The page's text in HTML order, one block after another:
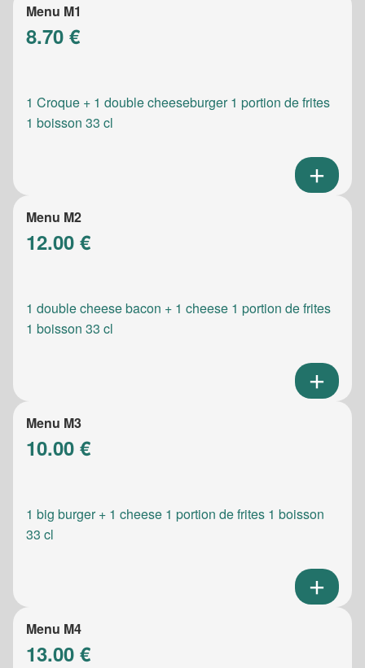
Menu M1
8.70 €
1 Croque + 1 double cheeseburger 1 portion de frites
1 boisson 33 cl
Menu M2
12.00 €
1 double cheese bacon + 1 cheese 1 portion de frites
1 boisson 33 cl
Menu M3
10.00 €
1 big burger + 1 cheese 1 portion de frites 1 boisson
33 cl
Menu M4
13.00 €